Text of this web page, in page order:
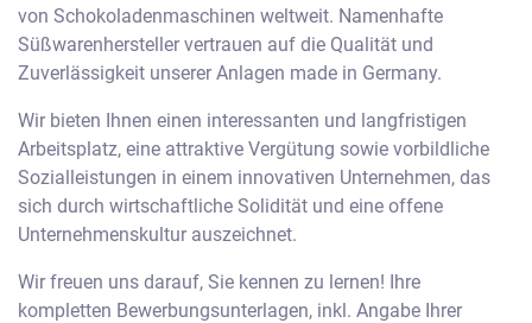
von Schokoladenmaschinen weltweit. Namenhafte
Süßwarenhersteller vertrauen auf die Qualität und
Zuverlässigkeit unserer Anlagen made in Germany.
Wir bieten Ihnen einen interessanten und langfristigen
Arbeitsplatz, eine attraktive Vergütung sowie vorbildliche
Sozialleistungen in einem innovativen Unternehmen, das
sich durch wirtschaftliche Solidität und eine offene
Unternehmenskultur auszeichnet.
Wir freuen uns darauf, Sie kennen zu lernen! Ihre
kompletten Bewerbungsunterlagen, inkl. Angabe Ihrer